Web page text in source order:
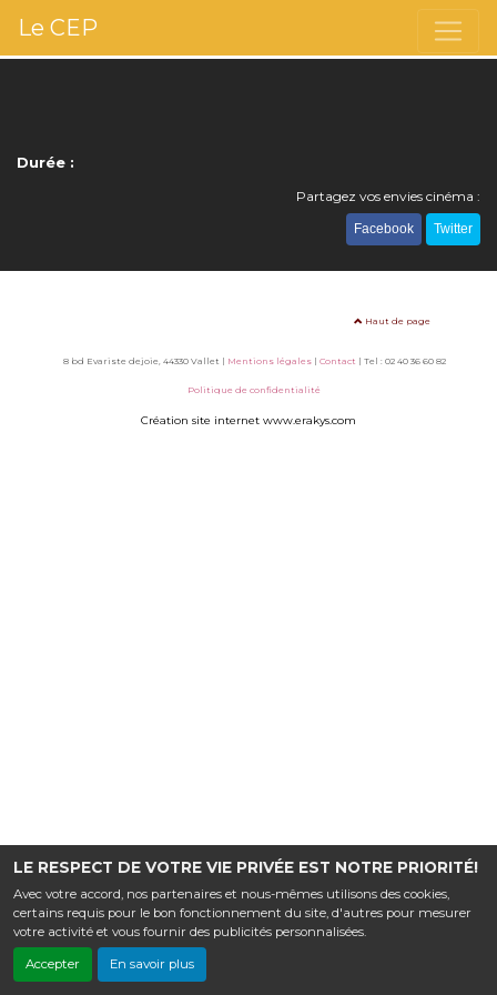
LE RESPECT DE VOTRE VIE PRIVÉE EST NOTRE PRIORITÉ!
Avec votre accord, nos partenaires et nous-mêmes utilisons des cookies,
certains requis pour le bon fonctionnement du site, d'autres pour mesurer
votre activité et vous fournir des publicités personnalisées.
Accepter En savoir plus
Le CEP
Durée :
Partagez vos envies cinéma :
Facebook Twitter
Haut de page
8 bd Evariste dejoie, 44330 Vallet | Mentions légales| Contact | Tel : 02 40 36 60 82
Politique de confidentialité
Création site internet www.erakys.com